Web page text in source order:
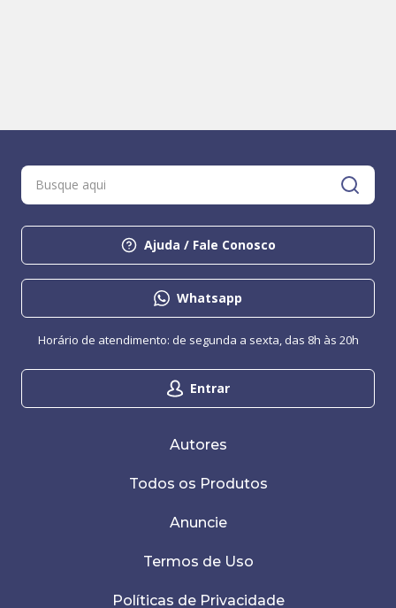
Ajuda / Fale Conosco
Whatsapp
Entrar
Horário de atendimento: de segunda a sexta, das 8h às 20h
Autores
Todos os Produtos
Anuncie
Termos de Uso
Políticas de Privacidade